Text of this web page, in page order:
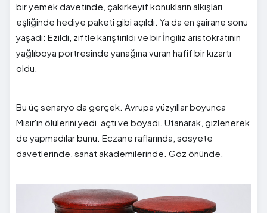
bir yemek davetinde, çakırkeyif konukların alkışları
eşliğinde hediye paketi gibi açıldı. Ya da en şairane sonu
yaşadı: Ezildi, ziftle karıştırıldı ve bir İngiliz aristokratının
yağlıboya portresinde yanağına vuran hafif bir kızartı
oldu.
Bu üç senaryo da gerçek. Avrupa yüzyıllar boyunca
Mısır'ın ölülerini yedi, açtı ve boyadı. Utanarak, gizlenerek
de yapmadılar bunu. Eczane raflarında, sosyete
davetlerinde, sanat akademilerinde. Göz önünde.